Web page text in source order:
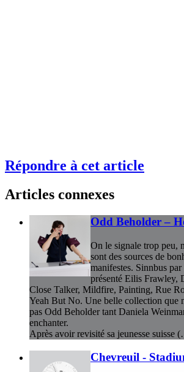
Répondre à cet article
Articles connexes
Odd Beholder –
On le signale trop peu,
sont des sources de
manifestes. Sinnbus
présenté Eilis Frawley,
Close Talker, Mildfire, Painting, Rue
Yeah But No. Une belle collection que
pas Odd Beholder tant Daniela
enchanter.
Après avoir revisité sa jeunesse suisse
Chevreuil -